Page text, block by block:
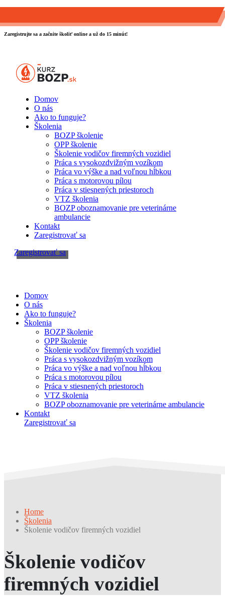
Zaregistrujte sa a začnite školiť online a už do 15 minút!
Domov
O nás
Ako to funguje?
Školenia
BOZP školenie
OPP školenie
Školenie vodičov firemných vozidiel
Práca s vysokozdvižným vozíkom
Práca vo výške a nad voľnou hĺbkou
Práca s motorovou pílou
Práca v stiesnených priestoroch
VTZ školenia
BOZP oboznamovanie pre veterinárne
ambulancie
Kontakt
Zaregistrovať sa
Zaregistrovať sa
Domov
O nás
Ako to funguje?
Školenia
BOZP školenie
OPP školenie
Školenie vodičov firemných vozidiel
Práca s vysokozdvižným vozíkom
Práca vo výške a nad voľnou hĺbkou
Práca s motorovou pílou
Práca v stiesnených priestoroch
VTZ školenia
BOZP oboznamovanie pre veterinárne ambulancie
Kontakt
Zaregistrovať sa
Home
Školenia
Školenie vodičov firemných vozidiel
Školenie vodičov
firemných vozidiel